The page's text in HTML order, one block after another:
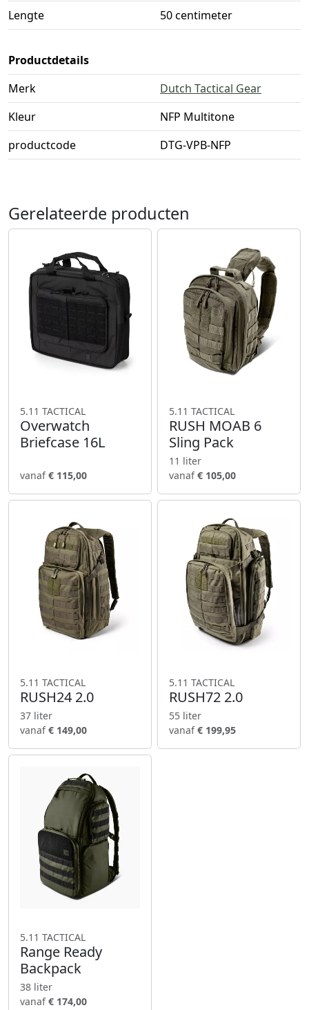
Lengte
50 centimeter
Productdetails
Merk
Dutch Tactical Gear
Kleur
NFP Multitone
productcode
DTG-VPB-NFP
Gerelateerde producten
5.11 TACTICAL
Overwatch
Briefcase 16L
vanaf€ 115,00
5.11 TACTICAL
RUSH MOAB 6
Sling Pack
11 liter
vanaf€ 105,00
5.11 TACTICAL
RUSH24 2.0
37 liter
vanaf€ 149,00
5.11 TACTICAL
RUSH72 2.0
55 liter
vanaf€ 199,95
5.11 TACTICAL
Range Ready
Backpack
38 liter
vanaf€ 174,00